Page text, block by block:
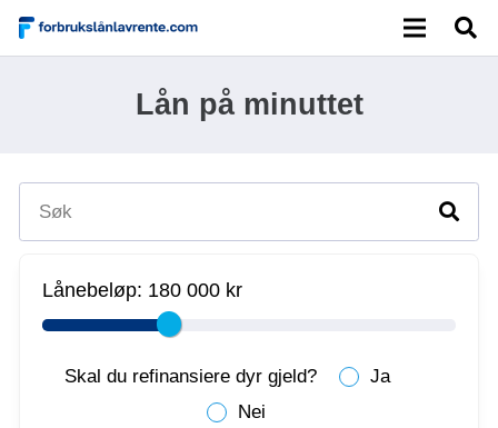
Lån på minuttet
Lånebeløp: 180 000 kr
Skal du refinansiere dyr gjeld?
Ja
Nei